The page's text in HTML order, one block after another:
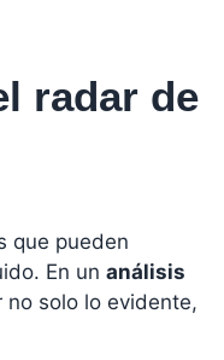
radar de
que pueden
En un análisis
no solo lo evidente,